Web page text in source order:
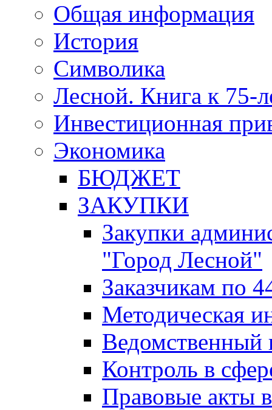
Общая информация
История
Символика
Лесной. Книга к 75-
Инвестиционная
Экономика
БЮДЖЕТ
ЗАКУПКИ
Закупки
"Город Лесной"
Заказчикам по
Методическая
Ведомственный
Контроль в
Правовые акты